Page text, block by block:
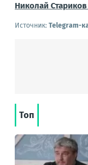
Николай Стариков
Источник: Telegram-
Топ